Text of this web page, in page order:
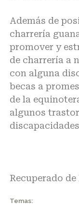
Además de
charrería
promover y
de charrería a
con alguna
becas a
de la
algunos
Recuperado de
Temas: